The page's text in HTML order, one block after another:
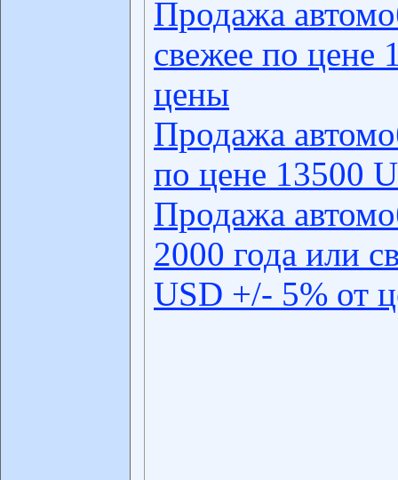
Продажа
свежее по цене
цены
Продажа
по цене 13500
Продажа
2000 года или
USD +/- 5% от